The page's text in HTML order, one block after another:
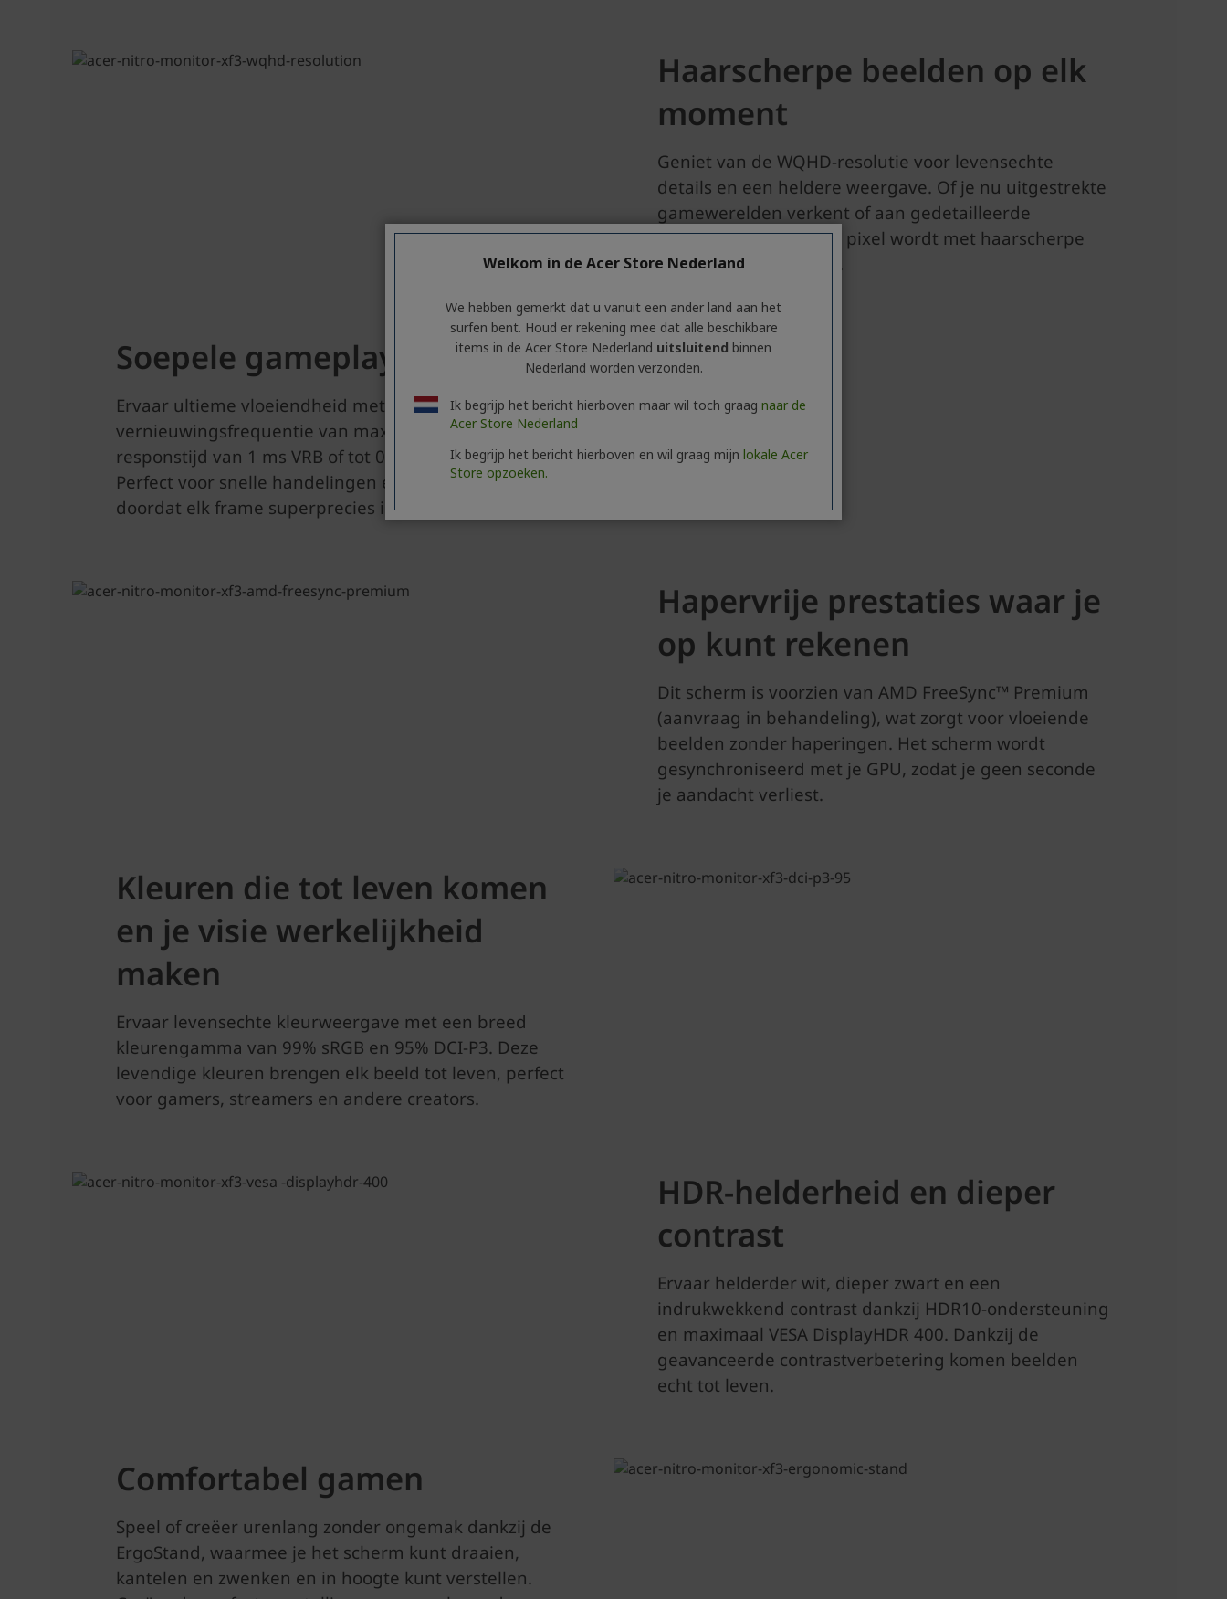
Welkom in de Acer Store Nederland
We hebben gemerkt dat u vanuit een ander land aan het
surfen bent. Houd er rekening mee dat alle beschikbare
items in de Acer Store Nederland uitsluitend binnen
Nederland worden verzonden.
Ik begrijp het bericht hierboven maar wil toch graag naar de
Acer Store Nederland
Ik begrijp het bericht hierboven en wil graag mijn lokale Acer
Store opzoeken.